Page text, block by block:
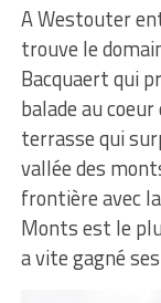
A Westouter
trouve le
Bacquaert qui
balade au
terrasse qui
vallée des
frontière avec
Monts est le
a vite gagné